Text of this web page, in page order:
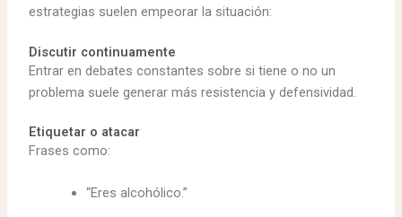
estrategias suelen empeorar la situación:
Discutir continuamente
Entrar en debates constantes sobre si tiene o no un
problema suele generar más resistencia y defensividad.
Etiquetar o atacar
Frases como:
“Eres alcohólico.”